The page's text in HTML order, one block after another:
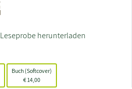
Leseprobe herunterladen
Buch (Softcover)
€ 14,00